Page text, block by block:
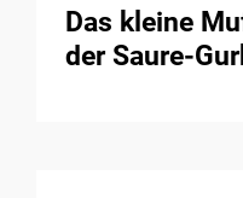
Das kleine
der Saure-